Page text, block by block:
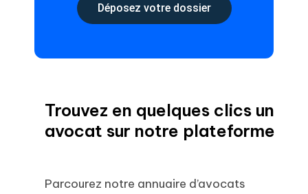
Déposez votre dossier
Trouvez en quelques clics un
avocat sur notre plateforme
Parcourez notre annuaire d’avocats